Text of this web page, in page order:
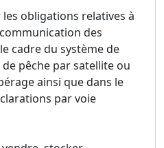
les obligations relatives à
des
cadre du système de
pêche par satellite ou
ainsi que dans le
par voie